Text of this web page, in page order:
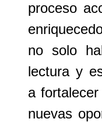
proceso
no solo
lectura y
a
nuevas